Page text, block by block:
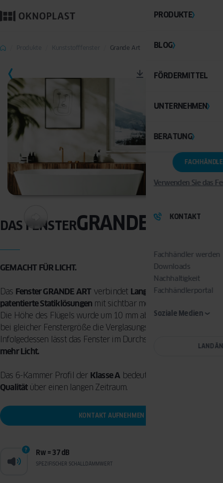
PRODUKTE
BLOG
FÖRDERMITTEL
UNTERNEHMEN
BERATUNG
Verwenden Sie das
KONTAKT
Fachhändler werden
Downloads
Nachhaltigkeit
Fachhändlerportal
Soziale Medien
LAND
Grande Art
PDF SPEICHERN
DAS FENSTERGRANDE ART
GEMACHT FÜR LICHT.
Das Fenster GRANDE ART verbindet Langlebigkeit durch
patentierte Statiklösungen mit sichtbar mehr Tageslichteinfall.
Die Höhe des Flügels wurde um 10 mm abgesenkt. Dadurch ist
bei gleicher Fenstergröße die Verglasungsfläche größer.
Infolgedessen lässt das Fenster im Durchschnitt etwa
mehr Licht.
Das 6-Kammer Profil der Klasse Abedeutet für Sie
Qualitätüber einen langen Zeitraum.
KONTAKT AUFNEHMEN
Rw = 37 dB
SPEZIFISCHER SCHALLDÄMMWERT